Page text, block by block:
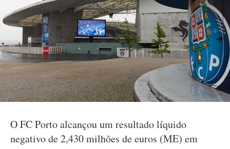
O FC Porto alcançou um resultado líquido
negativo de 2,430 milhões de euros (ME) em